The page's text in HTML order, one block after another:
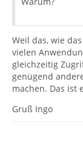
Weil das, wie
vielen
gleichzeitig
genügend
machen. Das ist
Gruß Ingo